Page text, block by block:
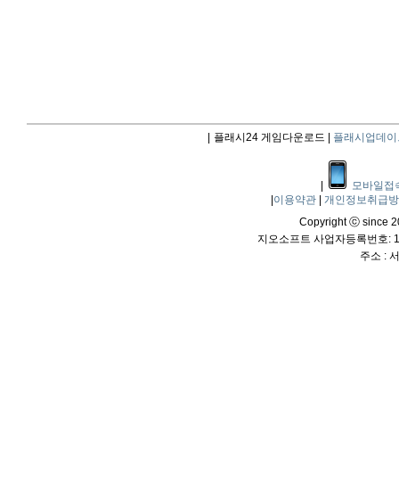
플래시24 게임다운로드 | 플래시업데이
모바일접
이용약관
개인정보취급
Copyright ⓒ since
지오소프트 사업자등록번호:
주소 :